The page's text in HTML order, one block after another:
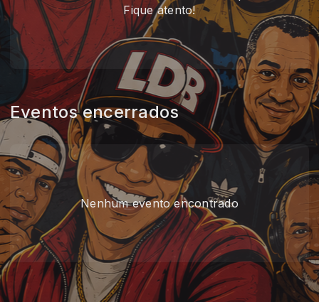
Fique atento!
Eventos encerrados
Nenhum evento encontrado